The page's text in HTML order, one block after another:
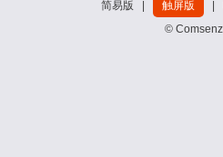
简易版 触屏版
©